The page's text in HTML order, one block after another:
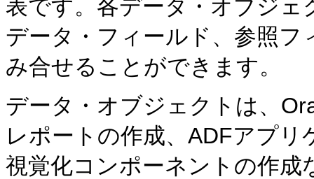
表です。各データ・オブジ
データ・フィールド、参照
み合せることができます。
データ・オブジェクトは、
レポートの作成、ADFアプ
視覚化コンポーネントの作